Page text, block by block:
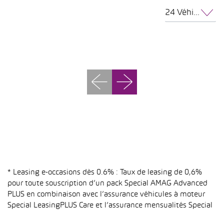
24 Véhicules par page
* Leasing e-occasions dès 0.6% : Taux de leasing de 0,6%
pour toute souscription d’un pack Special AMAG Advanced
PLUS en combinaison avec l’assurance véhicules à moteur
Special LeasingPLUS Care et l’assurance mensualités Special